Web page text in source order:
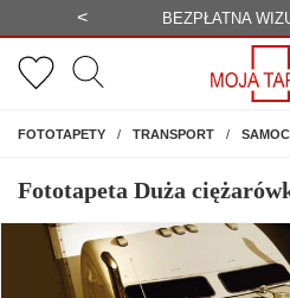
< BEZPŁATNA
FOTOTAPETYNA ŚCIANĘ
TRANSPORT
Fototapeta Duża